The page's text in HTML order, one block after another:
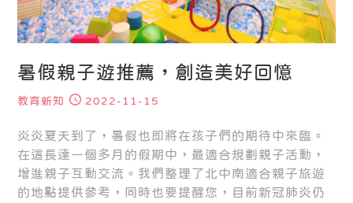
暑假親子遊推薦，創造美好回憶
教育新知 2022-11-15
炎炎夏天到了，暑假也即將在孩子們的期待中來臨。
在這長達一個多月的假期中，最適合規劃親子活動，
增進親子互動交流。我們整理了北中南適合親子旅遊
的地點提供參考，同時也要提醒您，目前新冠肺炎仍